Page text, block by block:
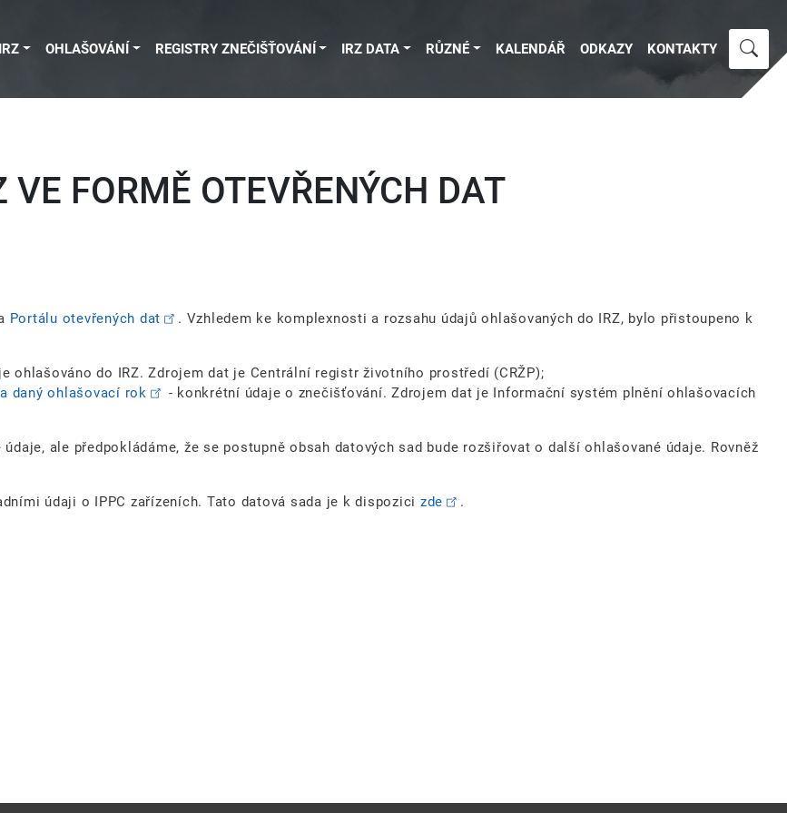
OHLAŠOVÁNÍ REGISTRY ZNEČIŠŤOVÁNÍ IRZ DATA RŮZNÉ KALENDÁŘ ODKAZY KONTAKTY
FORMĚ OTEVŘENÝCH DAT
Portálu otevřených dat
. Vzhledem ke komplexnosti a rozsahu údajů ohlašovaných do IRZ, bylo přistoupeno k
ohlašováno do IRZ. Zdrojem dat je Centrální registr životního prostředí (CRŽP);
daný ohlašovací rok
- konkrétní údaje o znečišťování. Zdrojem dat je Informační systém plnění ohlašovacích
ale předpokládáme, že se postupně obsah datových sad bude rozšiřovat o další ohlašované údaje. Rovněž
údaji o IPPC zařízeních. Tato datová sada je k dispozici zde .